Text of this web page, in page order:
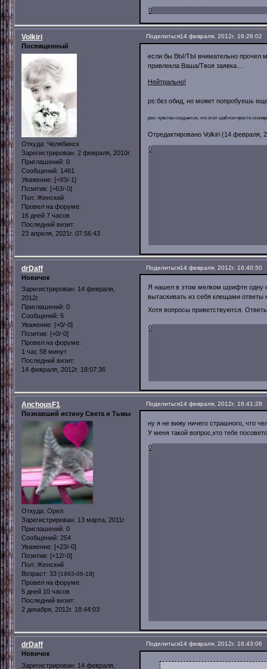
0
Поделиться14 февраля, 2012г. 16:26:02
Volkiri
Посвященный
Откуда: Челябинск
Зарегистрирован: 2 февраля, 2010г.
Приглашений: 0
Сообщений: 1461
Уважение: [+93/-1]
Позитив: [+63/-0]
Пол: Женский
Провел на форуме:
16 дней 7 часов
Последний визит:
23 апреля, 2021г. 07:56:43
если бы ВЫ/ТЫ внимательно прочел
привлекла Ваша/Твоя заявка....
Нейтрально!
ps:без обид, но может попробуешь
pss: чувство создается, что этот шаблон просто
Отредактировано Volkiri (14 февраля,
0
Поделиться14 февраля, 2012г. 16:40:50
drDaff
Новичок
Зарегистрирован: 14 февраля,
2012г.
Приглашений: 0
Сообщений: 5
Уважение: [+0/-0]
Позитив: [+0/-0]
Провел на форуме:
1 час 58 минут
Последний визит:
14 февраля, 2012г. 18:07:36
Я нашел в этом мелком шрифте одну
вытаскивать из себя клещами
Хотя вопросы приветствуются.
0
Поделиться14 февраля, 2012г. 16:41:28
AnchousF1
Познавший истину Света и Тьмы
Откуда: Орел
Зарегистрирован: 13 марта, 2011г.
Приглашений: 0
Сообщений: 254
Уважение: [+23/-0]
Позитив: [+12/-0]
Пол: Женский
Возраст: 33 [1993-06-18]
Провел на форуме:
5 дней 10 часов
Последний визит:
2 декабря, 2012г. 18:44:03
ну я не вижу ничего страшного, что
У меня такой вопрос,кто тебе
0
Поделиться14 февраля, 2012г. 16:43:06
drDaff
Новичок
Зарегистрирован: 14 февраля,